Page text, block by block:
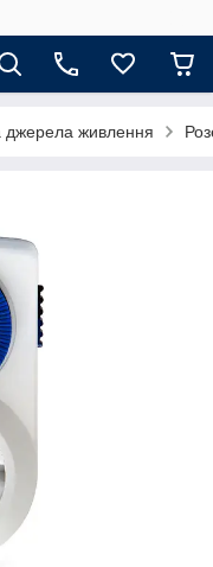
джерела живлення